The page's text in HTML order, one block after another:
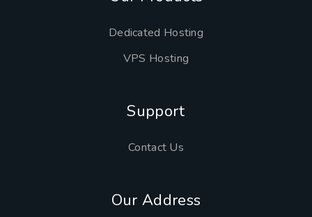
Dedicated Hosting
VPS Hosting
Support
Contact Us
Our Address